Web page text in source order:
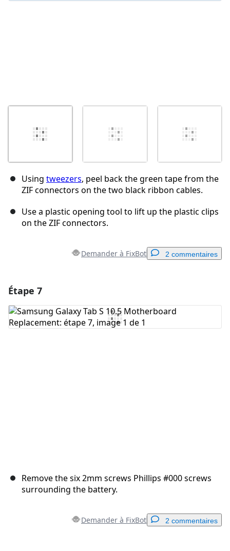
Using tweezers, peel back the green tape from the
ZIF connectors on the two black ribbon cables.
Use a plastic opening tool to lift up the plastic clips
on the ZIF connectors.
Demander à FixBot 2 commentaires
Ajouter un commentaire
Étape 7
Remove the six 2mm screws Phillips #000 screws
surrounding the battery.
Demander à FixBot 2 commentaires